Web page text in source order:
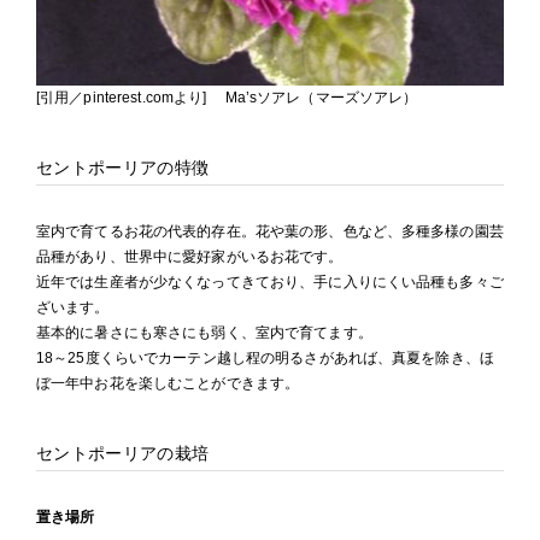
[引用／pinterest.comより] Ma’sソアレ（マーズソアレ）
セントポーリアの特徴
室内で育てるお花の代表的存在。花や葉の形、色など、多種多様の園芸
品種があり、世界中に愛好家がいるお花です。
近年では生産者が少なくなってきており、手に入りにくい品種も多々ご
ざいます。
基本的に暑さにも寒さにも弱く、室内で育てます。
18～25度くらいでカーテン越し程の明るさがあれば、真夏を除き、ほ
ぼ一年中お花を楽しむことができます。
セントポーリアの栽培
置き場所